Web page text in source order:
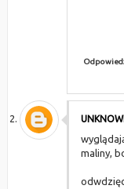
maliny,